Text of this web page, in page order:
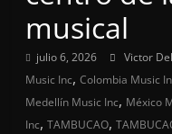
musical
julio 6, 2026 Victor
Music Inc,Colombia Music
Medellín Music Inc, México
Inc,TAMBUCAO,